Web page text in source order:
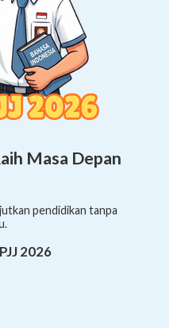
Masa Depan
pendidikan tanpa
2026